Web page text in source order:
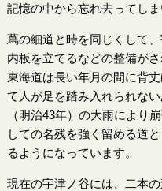
記憶の中から忘れ去ってしま
蔦の細道と時を同じくして
内板を立てるなどの整備が
東海道は長い年月の間に背
て人が足を踏み入れられな
（明治43年）の大雨により
しての名残を強く留める道
るようになっています。
現在の宇津ノ谷には、二本